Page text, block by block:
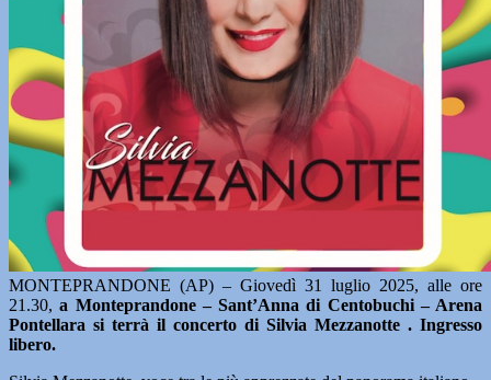
MONTEPRANDONE (AP) – Giovedì 31 luglio 2025, alle ore
21.30,a Monteprandone – Sant’Anna di Centobuchi – Arena
Pontellara si terrà il concerto di Silvia Mezzanotte . Ingresso
libero.